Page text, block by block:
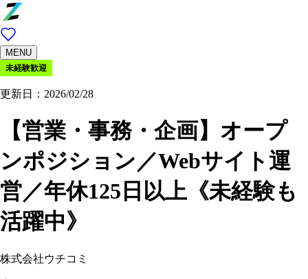
MENU
未経験歓迎
更新日：2026/02/28
【営業・事務・企画】オープ
ンポジション／Webサイト運
営／年休125日以上《未経験も
活躍中》
株式会社ウチコミ